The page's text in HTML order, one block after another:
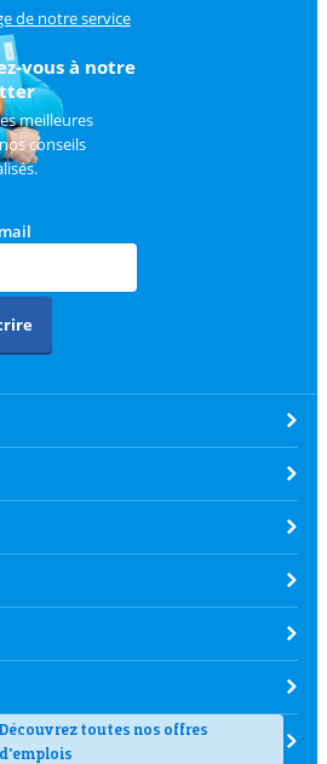
de notre service
vous à notre
meilleures
conseils
Découvrez toutes nos offres
d'emplois